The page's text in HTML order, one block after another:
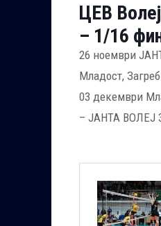
ЦЕВ
– 1/16
26 ноември
Младост,
03 декември
– ЈАНТА ВОЛЕЈ